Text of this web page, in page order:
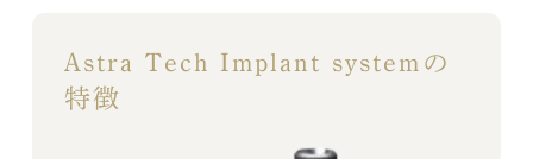
Astra Tech Implant systemの
特徴